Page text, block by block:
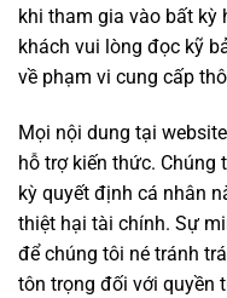
khi tham gia vào bất kỳ
khách vui lòng đọc kỹ
về phạm vi cung cấp
Mọi nội dung tại
hỗ trợ kiến thức. Chúng
kỳ quyết định cá nhân
thiệt hại tài chính. Sự
để chúng tôi né tránh
tôn trọng đối với quyền